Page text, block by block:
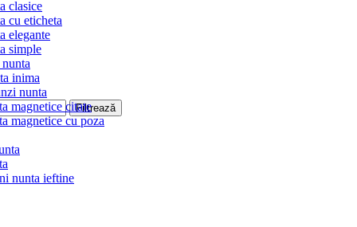
clasice
cu eticheta
elegante
simple
inima
nunta
magnetice citate
magnetice cu poza
nunta ieftine
Filtrează